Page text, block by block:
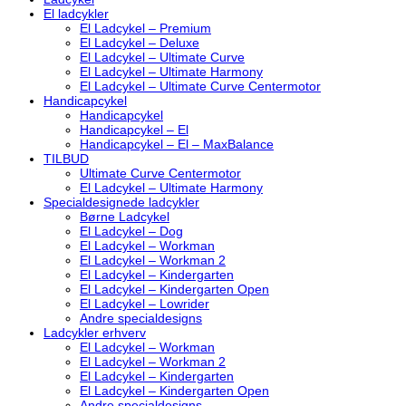
El ladcykler
El Ladcykel – Premium
El Ladcykel – Deluxe
El Ladcykel – Ultimate Curve
El Ladcykel – Ultimate Harmony
El Ladcykel – Ultimate Curve Centermotor
Handicapcykel
Handicapcykel
Handicapcykel – El
Handicapcykel – El – MaxBalance
TILBUD
Ultimate Curve Centermotor
El Ladcykel – Ultimate Harmony
Specialdesignede ladcykler
Børne Ladcykel
El Ladcykel – Dog
El Ladcykel – Workman
El Ladcykel – Workman 2
El Ladcykel – Kindergarten
El Ladcykel – Kindergarten Open
El Ladcykel – Lowrider
Andre specialdesigns
Ladcykler erhverv
El Ladcykel – Workman
El Ladcykel – Workman 2
El Ladcykel – Kindergarten
El Ladcykel – Kindergarten Open